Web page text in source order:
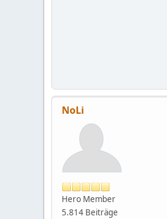
NoLi
Hero Member
5.814 Beiträge